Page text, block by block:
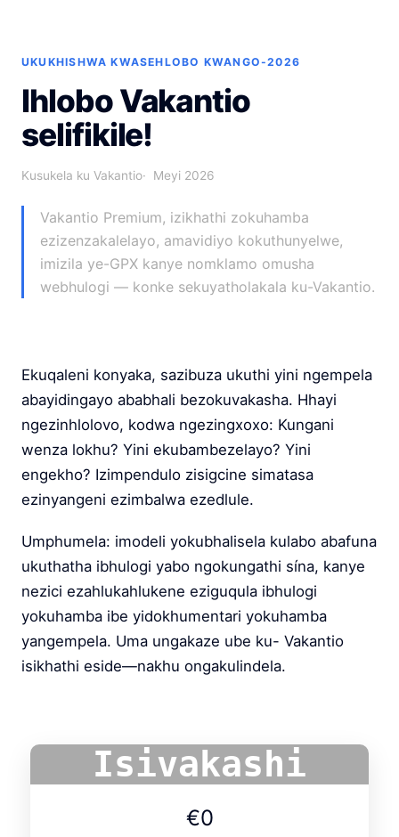
UKUKHISHWA KWASEHLOBO KWANGO-2026
Ihlobo Vakantio
selifikile!
Kusukela ku Vakantio Meyi 2026
Vakantio Premium, izikhathi zokuhamba
ezizenzakalelayo, amavidiyo kokuthunyelwe,
imizila ye-GPX kanye nomklamo omusha
webhulogi — konke sekuyatholakala ku-Vakantio.
Ekuqaleni konyaka, sazibuza ukuthi yini ngempela
abayidingayo ababhali bezokuvakasha. Hhayi
ngezinhlolovo, kodwa ngezingxoxo: Kungani
wenza lokhu? Yini ekubambezelayo? Yini
engekho? Izimpendulo zisigcine simatasa
ezinyangeni ezimbalwa ezedlule.
Umphumela: imodeli yokubhalisela kulabo abafuna
ukuthatha ibhulogi yabo ngokungathi sína, kanye
nezici ezahlukahlukene eziguqula ibhulogi
yokuhamba ibe yidokhumentari yokuhamba
yangempela. Uma ungakaze ube ku- Vakantio
isikhathi eside—nakhu ongakulindela.
Isivakashi
€0